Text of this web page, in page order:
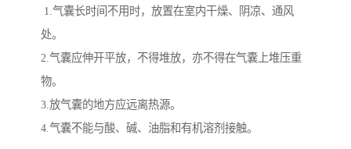
1.气囊长时间不用时，放置在室内干燥、阴凉、通风
处。
2.气囊应伸开平放，不得堆放，亦不得在气囊上堆压重
物。
3.放气囊的地方应远离热源。
4.气囊不能与酸、碱、油脂和有机溶剂接触。